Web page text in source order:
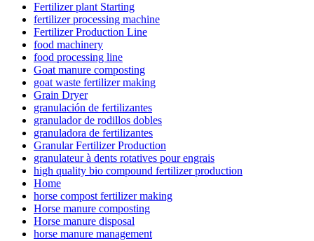
Fertilizer plant Starting
fertilizer processing machine
Fertilizer Production Line
food machinery
food processing line
Goat manure composting
goat waste fertilizer making
Grain Dryer
granulación de fertilizantes
granulador de rodillos dobles
granuladora de fertilizantes
Granular Fertilizer Production
granulateur à dents rotatives pour engrais
high quality bio compound fertilizer production
Home
horse compost fertilizer making
Horse manure composting
Horse manure disposal
horse manure management